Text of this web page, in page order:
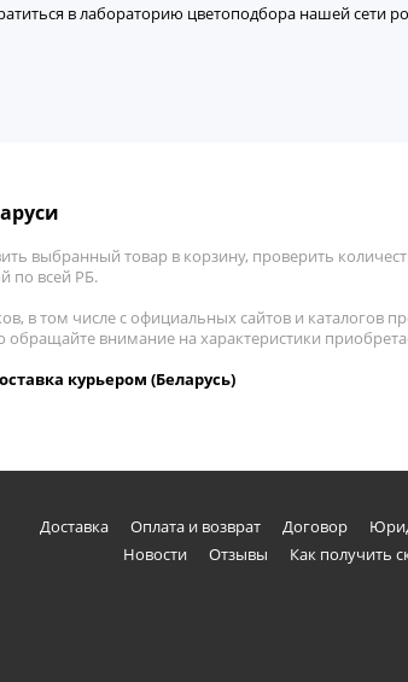
в лабораторию цветоподбора нашей сети
выбранный товар в корзину, проверить
по всей РБ.
в том числе с официальных сайтов и каталогов
обращайте внимание на характеристики
курьером (Беларусь)
Доставка Оплата и возврат Договор
Новости
Отзывы Как получить